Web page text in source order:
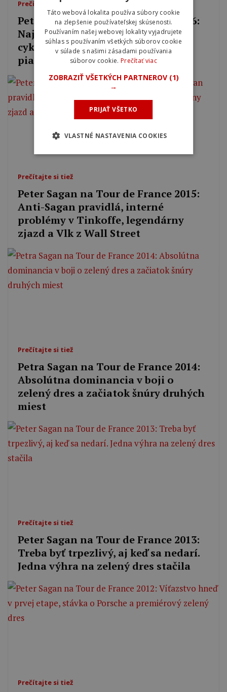
Prečítajte si tiež
Peter Sagan na Tour de France 2016:
Najodvážnejší útok modernej
cyklistiky, tri víťazstvá, žltý dres a
piaty zelený dres
Prečítajte si tiež
Peter Sagan na Tour de France 2015:
Anti-Sagan pravidlá, interné
problémy v Tinkoffe, legendárny
zjazd a Vlk z Wall Street
Prečítajte si tiež
Petra Sagan na Tour de France 2014:
Absolútna dominancia v boji o
zelený dres a začiatok šnúry druhých
miest
Prečítajte si tiež
Peter Sagan na Tour de France 2013:
Treba byť trpezlivý, aj keď sa nedarí.
Jedna výhra na zelený dres stačila
Prečítajte si tiež
Táto webová lokalita používa súbory cookie
na zlepšenie používateľskej skúsenosti.
Používaním našej webovej lokality vyjadrujete
súhlas s používaním všetkých súborov cookie
v súlade s našimi zásadami používania
súborov cookie. Prečítať viac
ZOBRAZIŤ VŠETKÝCH PARTNEROV (1)
→
PRIJAŤ VŠETKO
VLASTNÉ NASTAVENIA COOKIES